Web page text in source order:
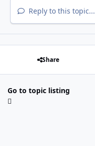
Reply to this topic...
Share
Go to topic listing